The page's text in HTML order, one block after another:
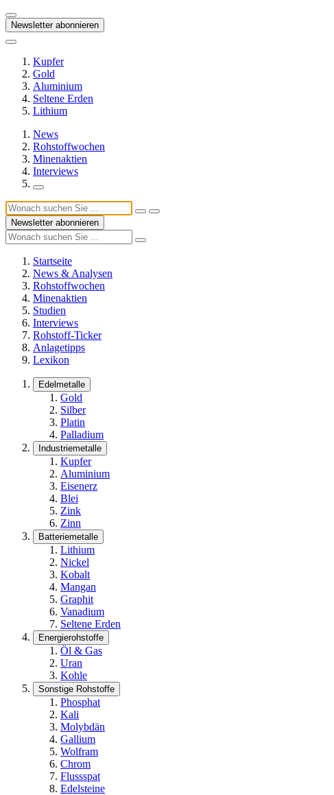
Newsletter abonnieren
Kupfer
Gold
Aluminium
Seltene Erden
Lithium
News
Rohstoffwochen
Minenaktien
Interviews
Newsletter abonnieren
Startseite
News & Analysen
Rohstoffwochen
Minenaktien
Studien
Interviews
Rohstoff-Ticker
Anlagetipps
Lexikon
Edelmetalle
Gold
Silber
Platin
Palladium
Industriemetalle
Kupfer
Aluminium
Eisenerz
Blei
Zink
Zinn
Batteriemetalle
Lithium
Nickel
Kobalt
Mangan
Graphit
Vanadium
Seltene Erden
Energierohstoffe
Öl & Gas
Uran
Kohle
Sonstige Rohstoffe
Phosphat
Kali
Molybdän
Gallium
Wolfram
Chrom
Flussspat
Edelsteine